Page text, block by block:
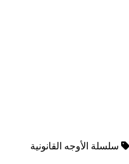
سلسلة الأوجه القانونية